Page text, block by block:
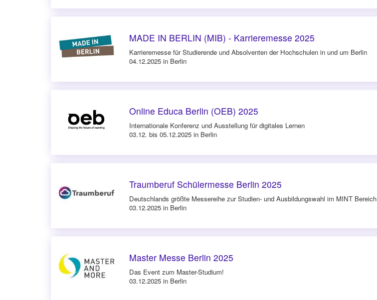
MADE IN BERLIN (MIB) - Karrieremesse 2025
Karrieremesse für Studierende und Absolventen der Hochschulen in und um Berlin
04.12.2025 in Berlin
Online Educa Berlin (OEB) 2025
Internationale Konferenz und Ausstellung für digitales Lernen
03.12. bis 05.12.2025 in Berlin
Traumberuf Schülermesse Berlin 2025
Deutschlands größte Messereihe zur Studien- und Ausbildungswahl im MINT Bereich
03.12.2025 in Berlin
Master Messe Berlin 2025
Das Event zum Master-Studium!
03.12.2025 in Berlin